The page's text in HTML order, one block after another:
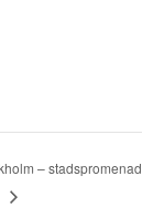
– stadspromenad